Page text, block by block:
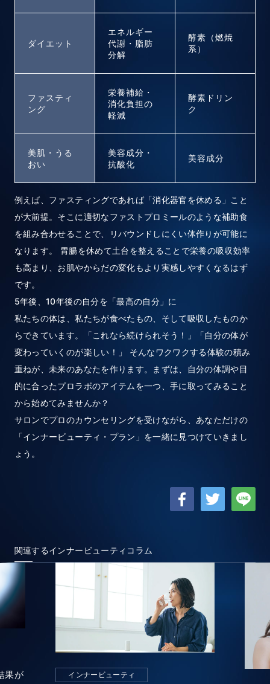
ダイエット
エネルギー
代謝・脂肪
分解
酵素（燃焼
系）
ファスティ
ング
栄養補給・
消化負担の
軽減
酵素ドリン
ク
美肌・うる
おい
美容成分・
抗酸化
美容成分
例えば、ファスティングであれば「消化器官を休める」こと
が大前提。そこに適切なファストプロミールのような補助食
を組み合わせることで、リバウンドしにくい体作りが可能に
なります。 胃腸を休めて土台を整えることで栄養の吸収効率
も高まり、お肌やからだの変化もより実感しやすくなるはず
です。
5年後、10年後の自分を「最高の自分」に
私たちの体は、私たちが食べたもの、そして吸収したものか
らできています。「これなら続けられそう！」「自分の体が
変わっていくのが楽しい！」 そんなワクワクする体験の積み
重ねが、未来のあなたを作ります。まずは、自分の体調や目
的に合ったプロラボのアイテムを一つ、手に取ってみること
から始めてみませんか？
サロンでプロのカウンセリングを受けながら、あなただけの
「インナービューティ・プラン」を一緒に見つけていきまし
ょう。
関連するインナービューティコラム
果が
インナービューティ